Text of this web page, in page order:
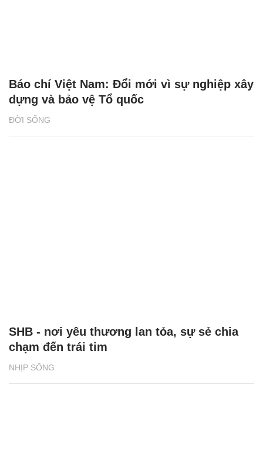
ĐỜI SỐNG
Báo chí Việt Nam: Đổi mới vì sự nghiệp xây
dựng và bảo vệ Tổ quốc
NHỊP SỐNG
SHB - nơi yêu thương lan tỏa, sự sẻ chia
chạm đến trái tim